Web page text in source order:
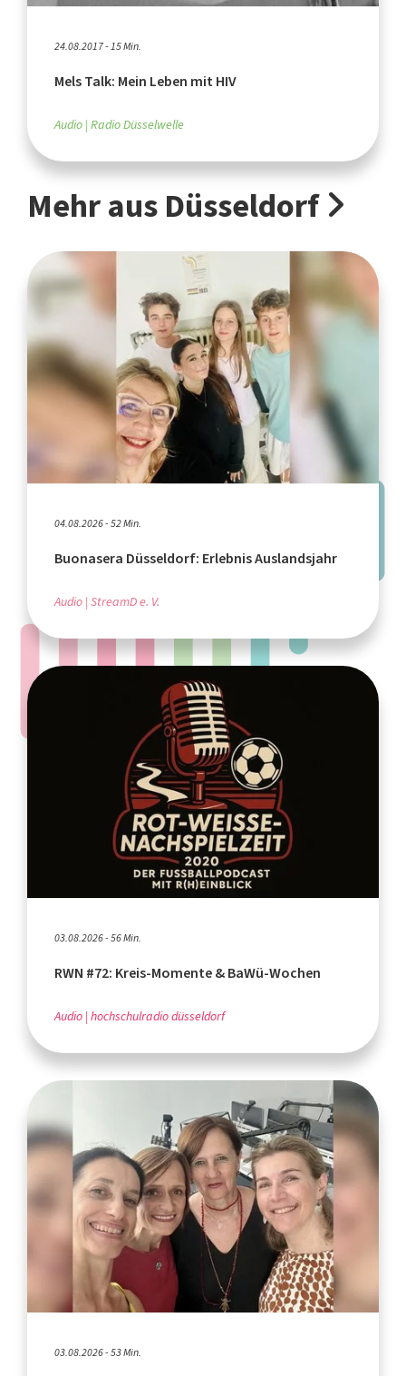
24.08.2017 - 15 Min.
Mels Talk: Mein Leben mit HIV
Audio Radio Düsselwelle
Mehr aus Düsseldorf
04.08.2026 - 52 Min.
Buonasera Düsseldorf: Erlebnis Auslandsjahr
Audio StreamD e. V.
03.08.2026 - 56 Min.
RWN #72: Kreis-Momente & BaWü-Wochen
Audio hochschulradio düsseldorf
03.08.2026 - 53 Min.